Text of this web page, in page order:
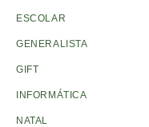
ESCOLAR
GENERALISTA
GIFT
INFORMÁTICA
NATAL